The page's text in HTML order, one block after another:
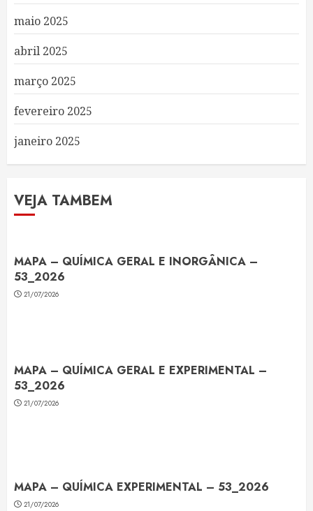
maio 2025
abril 2025
março 2025
fevereiro 2025
janeiro 2025
VEJA TAMBEM
MAPA – QUÍMICA GERAL E INORGÂNICA –
53_2026
21/07/2026
MAPA – QUÍMICA GERAL E EXPERIMENTAL –
53_2026
21/07/2026
MAPA – QUÍMICA EXPERIMENTAL – 53_2026
21/07/2026